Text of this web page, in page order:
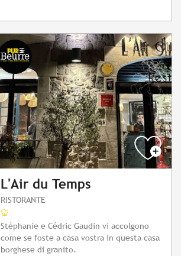
L'Air du Temps
RISTORANTE
Stéphanie e Cédric Gaudin vi accolgono
come se foste a casa vostra in questa casa
borghese di granito.